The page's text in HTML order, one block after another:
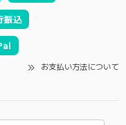
振込
お支払い方法について